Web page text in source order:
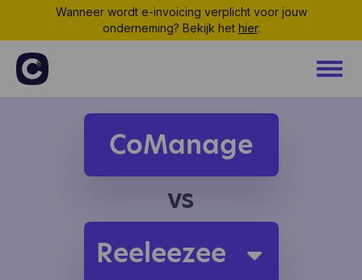
Wanneer wordt e-invoicing verplicht voor jouw
onderneming? Bekijk het hier.
CoManage
vs
Reeleezee